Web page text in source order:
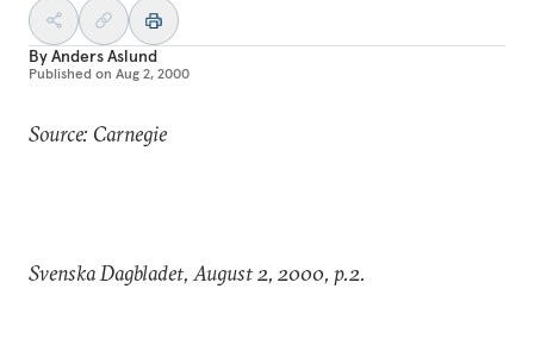
ByAnders Aslund
Published on Aug 2, 2000
Source: Carnegie
Svenska Dagbladet, August 2, 2000, p.2.